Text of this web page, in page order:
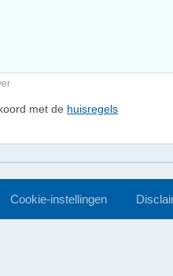
met de huisregels
Cookie-instellingen